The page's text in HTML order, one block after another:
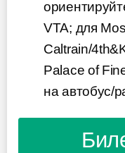
VTA; для
Caltrain/
Palace of
на автобус/